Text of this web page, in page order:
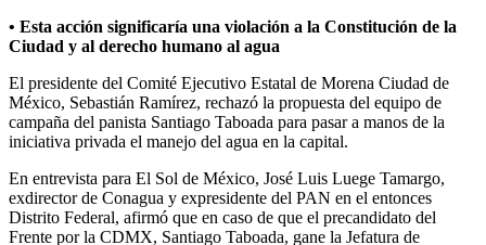
• Esta acción significaría una violación a la Constitución de la
Ciudad y al derecho humano al agua
El presidente del Comité Ejecutivo Estatal de Morena Ciudad de
México, Sebastián Ramírez, rechazó la propuesta del equipo de
campaña del panista Santiago Taboada para pasar a manos de la
iniciativa privada el manejo del agua en la capital.
En entrevista para El Sol de México, José Luis Luege Tamargo,
exdirector de Conagua y expresidente del PAN en el entonces
Distrito Federal, afirmó que en caso de que el precandidato del
Frente por la CDMX, Santiago Taboada, gane la Jefatura de